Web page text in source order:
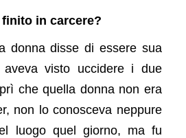
in carcere?
donna disse di essere sua
visto uccidere i due
che quella donna non era
non lo conosceva neppure
luogo quel giorno, ma fu